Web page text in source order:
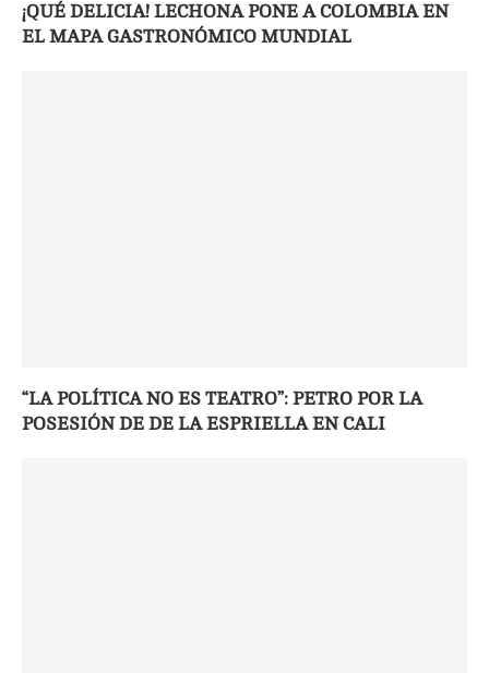
¡QUÉ DELICIA! LECHONA PONE A COLOMBIA EN
EL MAPA GASTRONÓMICO MUNDIAL
“LA POLÍTICA NO ES TEATRO”: PETRO POR LA
POSESIÓN DE DE LA ESPRIELLA EN CALI